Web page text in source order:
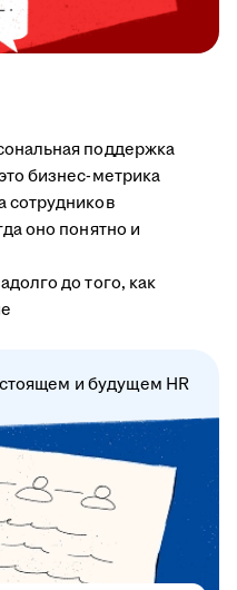
поддержка
бизнес-метрика
сотрудников
оно понятно и
до того, как
и будущем HR